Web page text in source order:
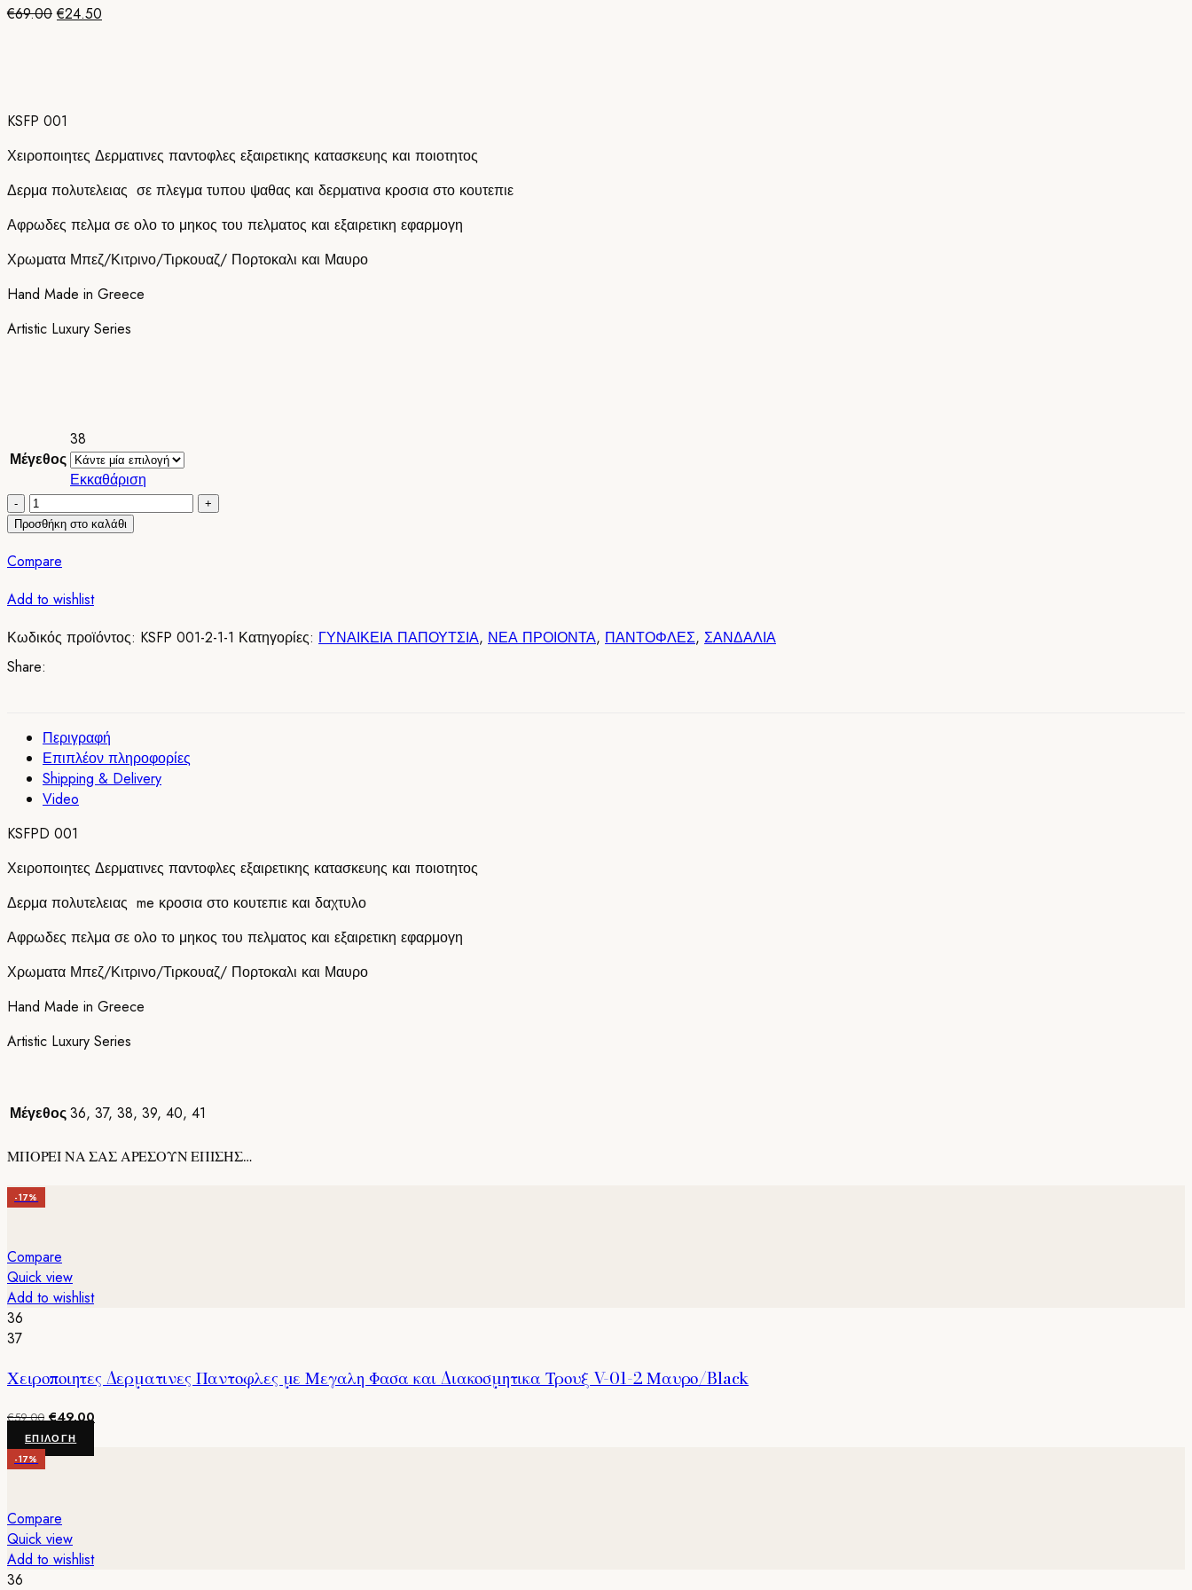
€69.00Original
€24.50
KSFP 001
Χειροποιητες Δερματινες παντοφλες εξαιρετικης κατασκευης και ποιοτητος
Δερμα πολυτελειας σε πλεγμα τυπου ψαθας και δερματινα κροσια στο κουτεπιε
Αφρωδες πελμα σε ολο το μηκος του πελματος και εξαιρετικη εφαρμογη
Χρωματα Μπεζ/Κιτρινο/Τιρκουαζ/ Πορτοκαλι και Μαυρο
Hand Made in Greece
Artistic Luxury Series
Μέγεθος
38
Εκκαθάριση
KSFPD
001
Παντοφλες
Κροσια
ποσότητα
Προσθήκη στο καλάθι
Compare
Add to wishlist
Κωδικός προϊόντος: KSFP 001-2-1-1 Κατηγορίες: ΓΥΝΑΙΚΕΙΑ ΠΑΠΟΥΤΣΙΑ, ΝΕΑ ΠΡΟΙΟΝΤΑ, ΠΑΝΤΟΦΛΕΣ, ΣΑΝΔΑΛΙΑ
Share:
Περιγραφή
Επιπλέον πληροφορίες
Shipping & Delivery
Video
KSFPD 001
Χειροποιητες Δερματινες παντοφλες εξαιρετικης κατασκευης και ποιοτητος
Δερμα πολυτελειας me κροσια στο κουτεπιε και δαχτυλο
Αφρωδες πελμα σε ολο το μηκος του πελματος και εξαιρετικη εφαρμογη
Χρωματα Μπεζ/Κιτρινο/Τιρκουαζ/ Πορτοκαλι και Μαυρο
Hand Made in Greece
Artistic Luxury Series
Μέγεθος36, 37, 38, 39, 40, 41
ΜΠΟΡΕΙ ΝΑ ΣΑΣ ΑΡΕΣΟΥΝ ΕΠΙΣΗΣ…
-17%
Compare
Quick view
Add to wishlist
36
37
Χειροποιητες Δερματινες Παντοφλες με Μεγαλη Φασα και Διακοσμητικα Τρουξ V-01-2 Μαυρο/Black
€59.00 Original
price
was:
€49.00
ΕΠΙΛΟΓΉ
το
Οι
-17%
Compare
Quick view
Add to wishlist
36